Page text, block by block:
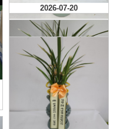
2026-07-30
2026-07-20
2026-07-16